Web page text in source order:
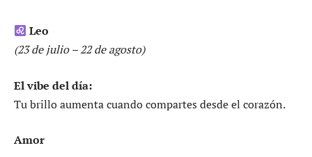
Leo
(23 de julio – 22 de agosto)
El vibe del día:
Tu brillo aumenta cuando compartes desde el corazón.
Amor